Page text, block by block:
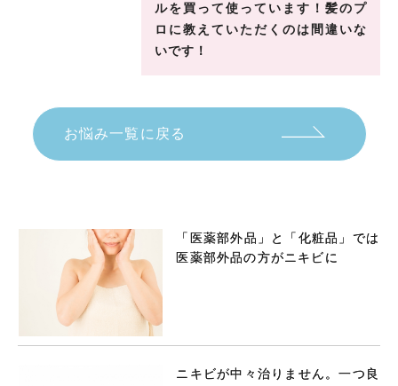
ルを買って使っています！髪のプ
ロに教えていただくのは間違いな
いです！
お悩み一覧に戻る
「医薬部外品」と「化粧品」では
医薬部外品の方がニキビに
ニキビが中々治りません。一つ良